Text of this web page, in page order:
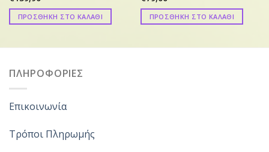
ΠΡΟΣΘΗΚΗ ΣΤΟ ΚΑΛΑΘΙ ΠΡΟΣΘΗΚΗ ΣΤΟ ΚΑΛΑΘΙ
ΠΛΗΡΟΦΟΡΙΕΣ
Επικοινωνία
Τρόποι Πληρωμής